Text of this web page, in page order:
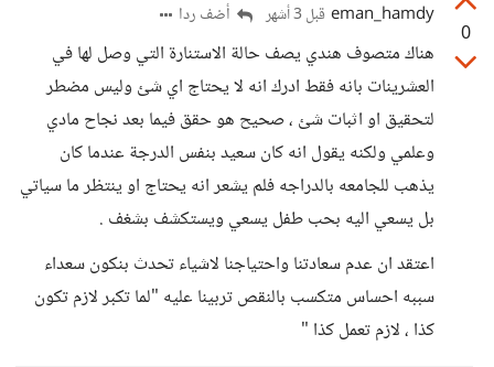
0
eman_hamdy قبل 3 أشهر أضف ردا
هناك متصوف هندي يصف حالة الاستنارة التي وصل لها في
العشرينات بانه فقط ادرك انه لا يحتاج اي شئ وليس مضطر
لتحقيق او اثبات شئ ، صحيح هو حقق فيما بعد نجاح مادي
وعلمي ولكنه يقول انه كان سعيد بنفس الدرجة عندما كان
يذهب للجامعه بالدراجه فلم يشعر انه يحتاج او ينتظر ما سياتي
بل يسعي اليه بحب طفل يسعي ويستكشف بشغف .
اعتقد ان عدم سعادتنا واحتياجنا لاشياء تحدث بنكون سعداء
سببه احساس متكسب بالنقص تربينا عليه "لما تكبر لازم تكون
كذا ، لازم تعمل كذا "